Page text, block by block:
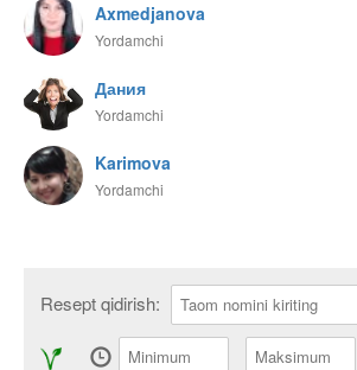
Axmedjanova
Yordamchi
Дания
Yordamchi
Karimova
Yordamchi
Resept qidirish: